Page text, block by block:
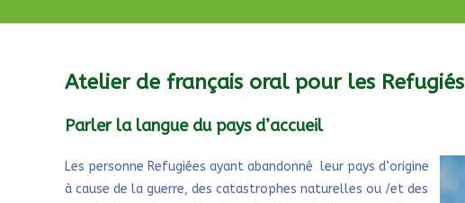
Atelier de français oral pour les Refugiés
Parler la langue du pays d’accueil
Les personne Refugiées ayant abandonné leur pays d’origine
à cause de la guerre, des catastrophes naturelles ou /et des